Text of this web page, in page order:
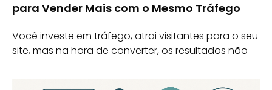
para Vender Mais com o Mesmo Tráfego
Você investe em tráfego, atrai visitantes para o seu
site, mas na hora de converter, os resultados não